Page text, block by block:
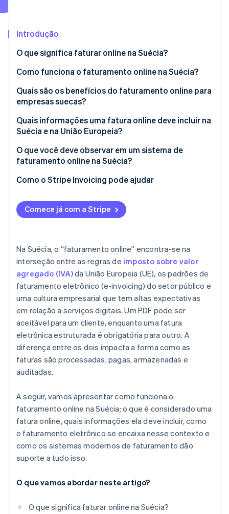
Veja como a Stripe está construindo a infraestrutura
Stripe App Marketplace
Introdução
O que significa faturar online na Suécia?
Faturas digitais
Faturas eletrônicas (legíveis por sistema)
Como funciona o faturamento online na Suécia?
1. A fatura é criada digitalmente
2. A fatura é enviada eletronicamente
3. O cliente processa e paga
4. Pagamento é rastreado e registrado
Quais são os benefícios do faturamento online para
empresas suecas?
Pagamentos mais rápidos e fluxo de caixa mais
saudável
Menos carga administrativa
Conformidade integrada
Melhor visibilidade e acompanhamento
Quais informações uma fatura online deve incluir na
Suécia e na União Europeia?
Identificadores principais da fatura
Descrição do que foi vendido
IVA e totais
O que você deve observar em um sistema de
faturamento online na Suécia?
Conformidade por padrão
Formatos de envio flexíveis
Cobrança de pagamentos que reduza atrasos
Preparação para múltiplas moedas e conformidade
com a UE
Integrações e acesso a dados
Como o Stripe Invoicing pode ajudar
Comece já com a Stripe
Na Suécia, o “faturamento online” encontra-se na
interseção entre as regras de imposto sobre valor
agregado (IVA)da União Europeia (UE), os padrões de
faturamento eletrônico (e-invoicing) do setor público e
uma cultura empresarial que tem altas expectativas
em relação a serviços digitais. Um PDF pode ser
aceitável para um cliente, enquanto uma fatura
eletrônica estruturada é obrigatória para outro. A
diferença entre os dois impacta a forma como as
faturas são processadas, pagas, armazenadas e
auditadas.
A seguir, vamos apresentar como funciona o
faturamento online na Suécia: o que é considerado uma
fatura online, quais informações ela deve incluir, como
o faturamento eletrônico se encaixa nesse contexto e
como os sistemas modernos de faturamento dão
suporte a tudo isso.
O que vamos abordar neste artigo?
O que significa faturar online na Suécia?